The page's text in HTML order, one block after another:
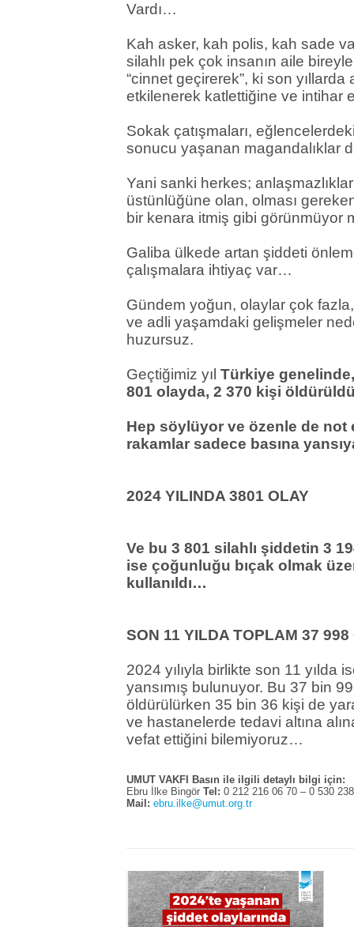
Vardı…
Kah asker, kah polis, kah sade
silahlı pek çok insanın aile
“cinnet geçirerek”, ki son
etkilenerek katlettiğine ve intihar
Sokak çatışmaları,
sonucu yaşanan magandalıklar
Yani sanki herkes;
üstünlüğüne olan, olması
bir kenara itmiş gibi görünmüyor
Galiba ülkede artan şiddeti
çalışmalara ihtiyaç var…
Gündem yoğun, olaylar çok
ve adli yaşamdaki gelişmeler
huzursuz.
Geçtiğimiz yıl Türkiye genelinde,
801 olayda, 2 370 kişi
Hep söylüyor ve özenle de not
rakamlar sadece basına
2024 YILINDA 3801 OLAY
Ve bu 3 801 silahlı şiddetin 3
ise çoğunluğu bıçak olmak
kullanıldı…
SON 11 YILDA TOPLAM 37 998
2024 yılıyla birlikte son 11 yılda
yansımış bulunuyor. Bu 37 bin
öldürülürken 35 bin 36 kişi de
ve hastanelerde tedavi altına
vefat ettiğini bilemiyoruz…
UMUT VAKFI Basın ile ilgili detaylı bilgi için:
Ebru İlke Bingör Tel: 0 212 216 06 70 – 0 530
Mail: ebru.ilke@umut.org.tr